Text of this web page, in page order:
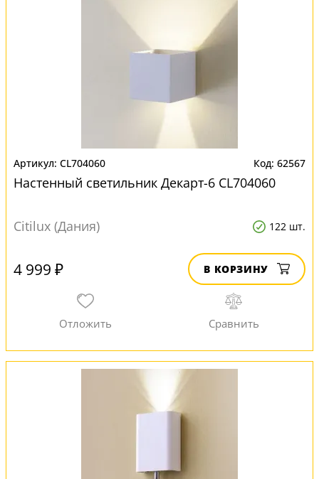
CL704060 62567
Настенный светильник Декарт-6 CL704060
Citilux (Дания) 122 шт.
4 999 ₽ В КОРЗИНУ